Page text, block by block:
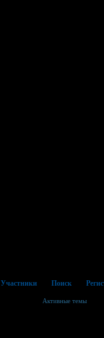
Участники Поиск
Активные темы